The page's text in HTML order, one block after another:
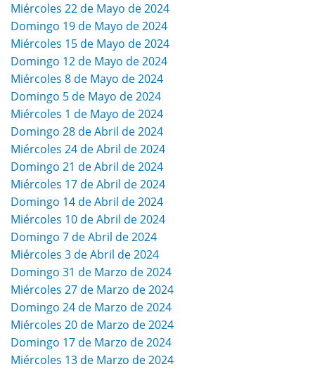
Miércoles 22 de Mayo de 2024
Domingo 19 de Mayo de 2024
Miércoles 15 de Mayo de 2024
Domingo 12 de Mayo de 2024
Miércoles 8 de Mayo de 2024
Domingo 5 de Mayo de 2024
Miércoles 1 de Mayo de 2024
Domingo 28 de Abril de 2024
Miércoles 24 de Abril de 2024
Domingo 21 de Abril de 2024
Miércoles 17 de Abril de 2024
Domingo 14 de Abril de 2024
Miércoles 10 de Abril de 2024
Domingo 7 de Abril de 2024
Miércoles 3 de Abril de 2024
Domingo 31 de Marzo de 2024
Miércoles 27 de Marzo de 2024
Domingo 24 de Marzo de 2024
Miércoles 20 de Marzo de 2024
Domingo 17 de Marzo de 2024
Miércoles 13 de Marzo de 2024